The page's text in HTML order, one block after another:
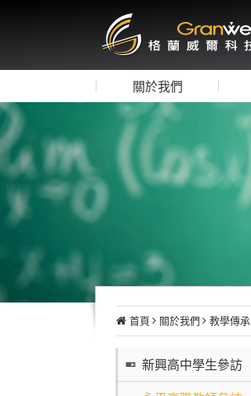
關於我們
首頁 關於我們 教學傳承
新興高中學生參訪